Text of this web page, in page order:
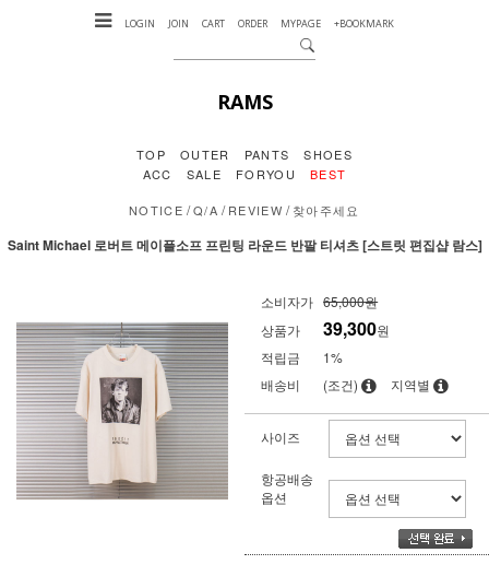
LOGIN JOIN CART ORDER MYPAGE +BOOKMARK
RAMS
TOP OUTER PANTS
SHOES
ACC
SALE FORYOU BEST
NOTICE /Q/A /REVIEW /찾아주세요
Saint Michael 로버트 메이플소프 프린팅 라운드 반팔 티셔츠 [스트릿 편집샵 람스]
소비자가 65,000원
상품가
39,300원
적립금
1%
배송비
(조건) 지역별
사이즈
항공배송
옵션